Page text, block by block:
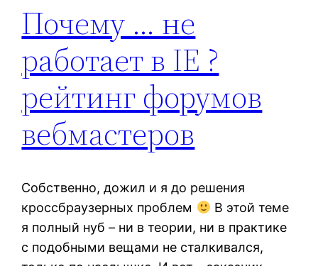
Почему … не
работает в IE ?
рейтинг форумов
вебмастеров
Собственно, дожил и я до решения
кроссбраузерных проблем
В этой теме
я полный нуб – ни в теории, ни в практике
с подобными вещами не сталкивался,